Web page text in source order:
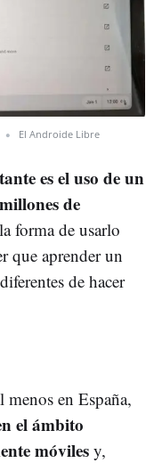
El Androide Libre
es el uso de un
de
forma de usarlo
que aprender un
de hacer
menos en España,
el ámbito
móviles y,